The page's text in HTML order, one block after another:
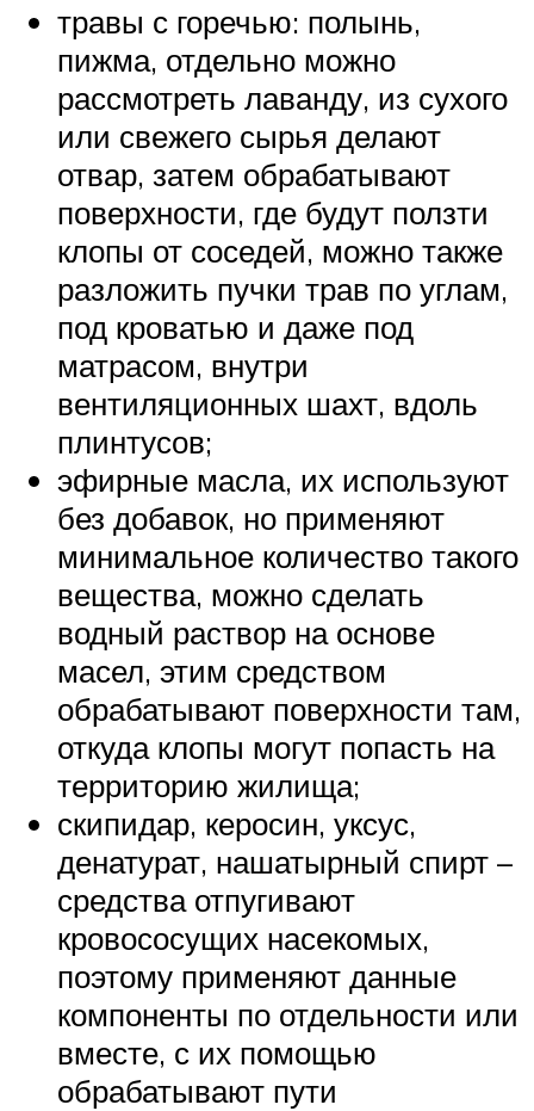
травы с горечью: полынь,
пижма, отдельно можно
рассмотреть лаванду, из сухого
или свежего сырья делают
отвар, затем обрабатывают
поверхности, где будут ползти
клопы от соседей, можно также
разложить пучки трав по углам,
под кроватью и даже под
матрасом, внутри
вентиляционных шахт, вдоль
плинтусов;
эфирные масла, их используют
без добавок, но применяют
минимальное количество такого
вещества, можно сделать
водный раствор на основе
масел, этим средством
обрабатывают поверхности там,
откуда клопы могут попасть на
территорию жилища;
скипидар, керосин, уксус,
денатурат, нашатырный спирт –
средства отпугивают
кровососущих насекомых,
поэтому применяют данные
компоненты по отдельности или
вместе, с их помощью
обрабатывают пути